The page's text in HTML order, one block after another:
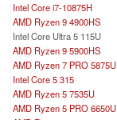
Intel Core i7-10875H
AMD Ryzen 9 4900HS
Intel Core Ultra 5 115U
AMD Ryzen 9 5900HS
AMD Ryzen 7 PRO 5875U
Intel Core 5 315
AMD Ryzen 5 7535U
AMD Ryzen 5 PRO 6650U